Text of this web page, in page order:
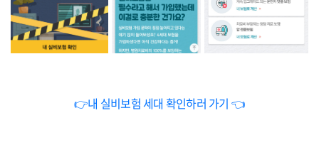
👉내 실비보험 세대 확인하러 가기 👈